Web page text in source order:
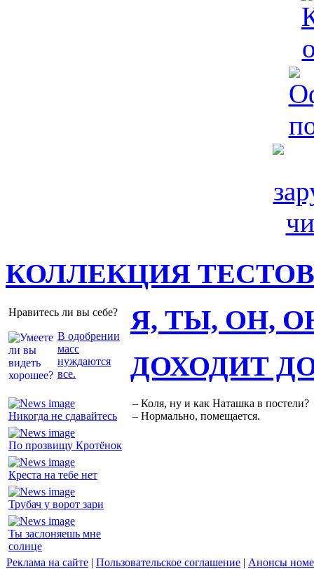
КОЛЛЕКЦИЯ ТЕСТОВ
Нравитесь ли вы себе?
В одобрении
масс
нуждаются
все.
Я, ТЫ, ОН,
Никогда не сдавайтесь
По прозвищу Кротёнок
Креста на тебе нет
Трубач у ворот зари
Ты заслоняешь мне
солнце
ДОХОДИТ
– Коля, ну и как Наташка в постели?
– Нормально, помещается.
Реклама на сайте | Пользовательское соглашение | Анонсы